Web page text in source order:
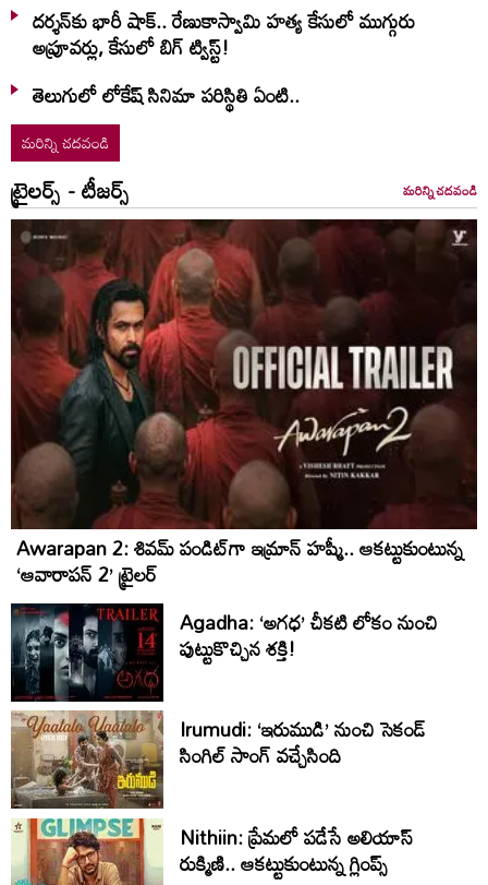
దర్శన్‌కు భారీ షాక్.. రేణుకాస్వామి హత్య కేసులో ముగ్గురు
అప్రూవర్లు, కేసులో బిగ్ ట్విస్ట్!
తెలుగులో లోకేష్ సినిమా పరిస్థితి ఏంటి..
మరిన్ని చదవండి
ట్రైలర్స్ - టీజర్స్ మరిన్ని చదవండి
Awarapan 2: శివమ్ పండిట్‌గా ఇమ్రాన్ హష్మీ.. ఆకట్టుకుంటున్న
‘ఆవారాపన్ 2’ ట్రైలర్
Agadha: ‘అగధ’ చీకటి లోకం నుంచి
పుట్టుకొచ్చిన శక్తి!
Irumudi: ‘ఇరుముడి’ నుంచి సెకండ్
సింగిల్ సాంగ్ వచ్చేసింది
Nithiin: ప్రేమలో పడేసే అలియాస్
రుక్మిణి.. ఆకట్టుకుంటున్న గ్లింప్స్‌